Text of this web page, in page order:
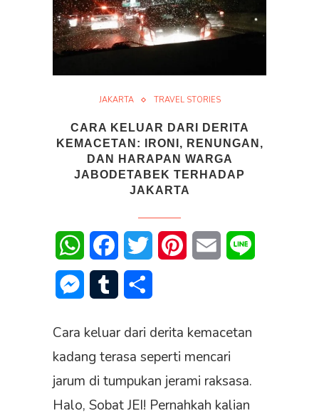
JAKARTA TRAVEL STORIES
CARA KELUAR DARI DERITA
KEMACETAN: IRONI, RENUNGAN,
DAN HARAPAN WARGA
JABODETABEK TERHADAP
JAKARTA
WhatsAppFacebookTwitter PinterestEmail
Messenger
Tumblr
Cara keluar dari derita kemacetan
kadang terasa seperti mencari
jarum di tumpukan jerami raksasa.
Halo, Sobat JEI! Pernahkah kalian